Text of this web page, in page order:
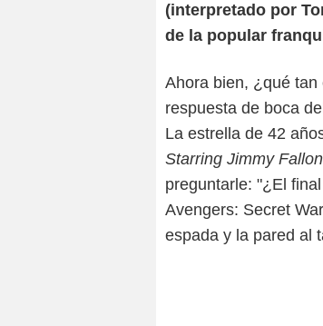
(interpretado por
de la popular
Ahora bien, ¿qué
respuesta de boca
La estrella de 42
Starring Jimmy
preguntarle: "¿El
Avengers: Secret
espada y la pared al